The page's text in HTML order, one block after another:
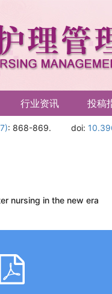
行业资讯 投稿
: 868-869. doi:
nursing in the new era